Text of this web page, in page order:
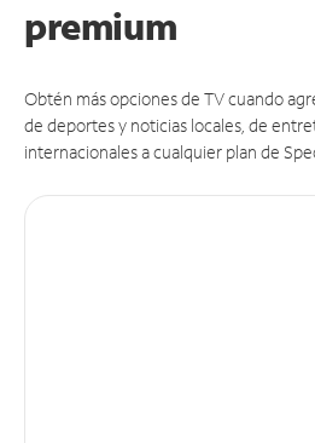
premium
Obtén más opciones de TV cuando
de deportes y noticias locales, de
internacionales a cualquier plan de